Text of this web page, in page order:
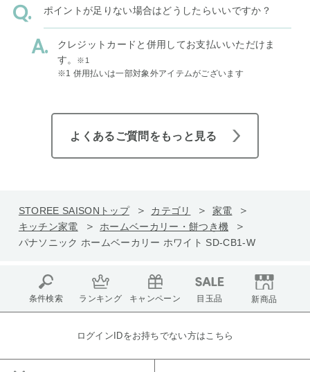
ポイントが足りない場合はどうしたらいいですか？
クレジットカードと併用してお支払いいただけま
す。
※1
※1 併用払いは一部対象外アイテムがございます
よくあるご質問をもっと見る
STOREE SAISONトップ カテゴリ
家電
キッチン家電
ホームベーカリー・餅つき機
パナソニック ホームベーカリー ホワイト SD-CB1-W
条件検索 ランキング キャンペーン 目玉品 新商品
ログインIDをお持ちでない方はこちら